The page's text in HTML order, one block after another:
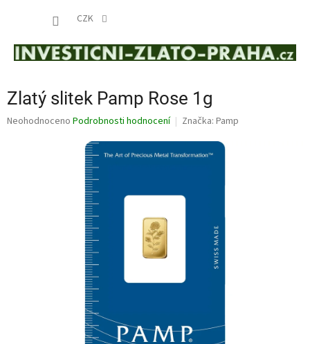
CZK
Zlatý slitek Pamp Rose 1g
Průměrné
Neohodnoceno Podrobnosti hodnocení Značka: Pamp